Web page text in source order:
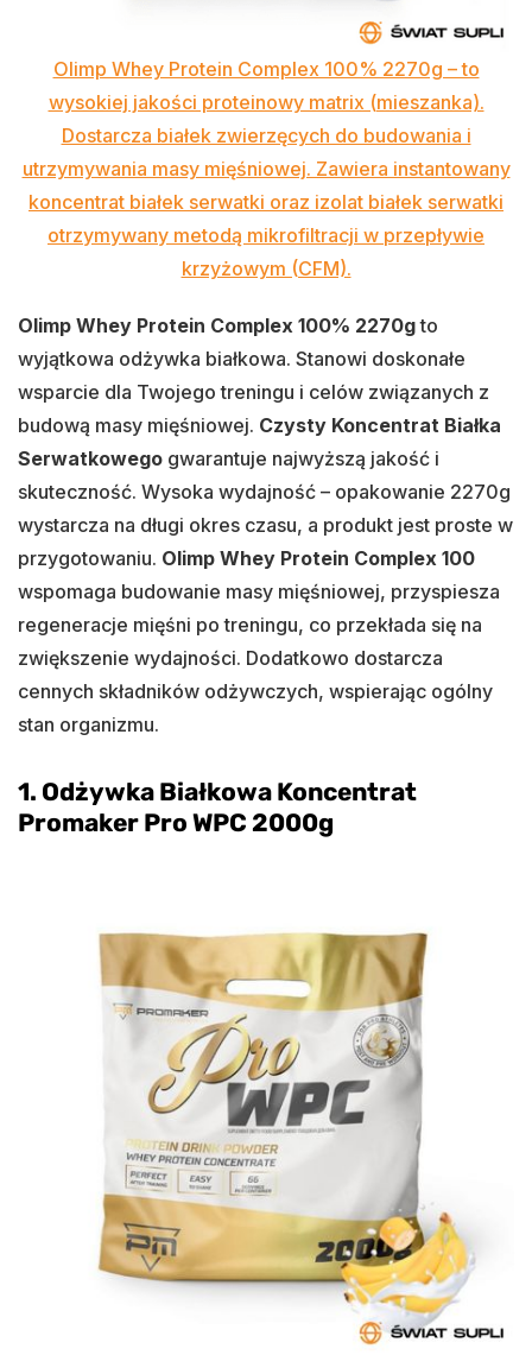
Olimp Whey Protein Complex 100% 2270g – to
wysokiej jakości proteinowy matrix (mieszanka).
Dostarcza białek zwierzęcych do budowania i
utrzymywania masy mięśniowej. Zawiera instantowany
koncentrat białek serwatki oraz izolat białek serwatki
otrzymywany metodą mikrofiltracji w przepływie
krzyżowym (CFM).
Olimp Whey Protein Complex 100% 2270gto
wyjątkowa odżywka białkowa. Stanowi doskonałe
wsparcie dla Twojego treningu i celów związanych z
budową masy mięśniowej. Czysty Koncentrat Białka
Serwatkowego gwarantuje najwyższą jakość i
skuteczność. Wysoka wydajność – opakowanie 2270g
wystarcza na długi okres czasu, a produkt jest proste w
przygotowaniu. Olimp Whey Protein Complex 100
wspomaga budowanie masy mięśniowej, przyspiesza
regeneracje mięśni po treningu, co przekłada się na
zwiększenie wydajności. Dodatkowo dostarcza
cennych składników odżywczych, wspierając ogólny
stan organizmu.
1. Odżywka Białkowa Koncentrat
Promaker Pro WPC 2000g